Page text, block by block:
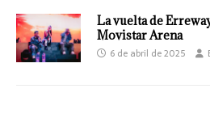
La vuelta de
Movistar Arena
6 de abril de 2025